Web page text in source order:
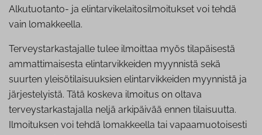
Alkutuotanto- ja elintarvikelaitosilmoitukset voi tehdä
vain lomakkeella.
Terveystarkastajalle tulee ilmoittaa myös tilapäisestä
ammattimaisesta elintarvikkeiden myynnistä sekä
suurten yleisötilaisuuksien elintarvikkeiden myynnistä ja
järjestelyistä. Tätä koskeva ilmoitus on oltava
terveystarkastajalla neljä arkipäivää ennen tilaisuutta.
Ilmoituksen voi tehdä lomakkeella tai vapaamuotoisesti